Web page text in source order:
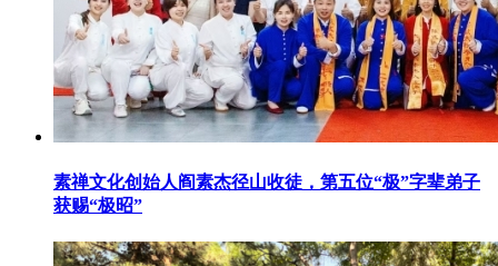
素禅文化创始人阎素杰径山收徒，第五位“极”字辈弟子
获赐“极昭”